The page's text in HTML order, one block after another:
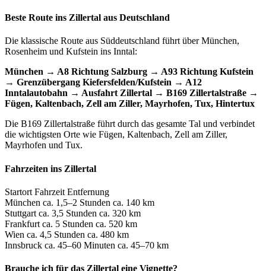
Beste Route ins Zillertal aus Deutschland
Die klassische Route aus Süddeutschland führt über München,
Rosenheim und Kufstein ins Inntal:
München → A8 Richtung Salzburg → A93 Richtung Kufstein
→ Grenzübergang Kiefersfelden/Kufstein → A12
Inntalautobahn → Ausfahrt Zillertal → B169 Zillertalstraße →
Fügen, Kaltenbach, Zell am Ziller, Mayrhofen, Tux, Hintertux
Die B169 Zillertalstraße führt durch das gesamte Tal und verbindet
die wichtigsten Orte wie Fügen, Kaltenbach, Zell am Ziller,
Mayrhofen und Tux.
Fahrzeiten ins Zillertal
Startort Fahrzeit Entfernung
München ca. 1,5–2 Stunden ca. 140 km
Stuttgart ca. 3,5 Stunden ca. 320 km
Frankfurt ca. 5 Stunden ca. 520 km
Wien ca. 4,5 Stunden ca. 480 km
Innsbruck ca. 45–60 Minuten ca. 45–70 km
Brauche ich für das Zillertal eine Vignette?